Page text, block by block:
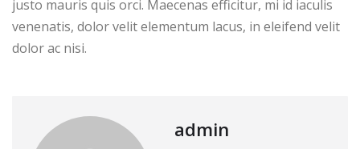
justo mauris quis orci. Maecenas efficitur, mi id iaculis
venenatis, dolor velit elementum lacus, in eleifend velit
dolor ac nisi.
admin